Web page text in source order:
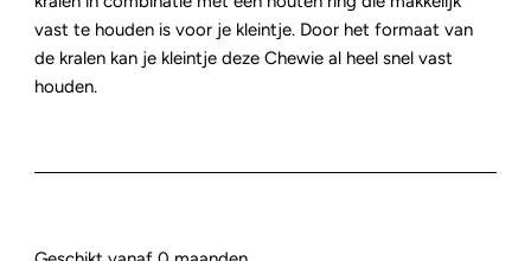
vast te houden is voor je kleintje. Door het formaat van
de kralen kan je kleintje deze Chewie al heel snel vast
houden.